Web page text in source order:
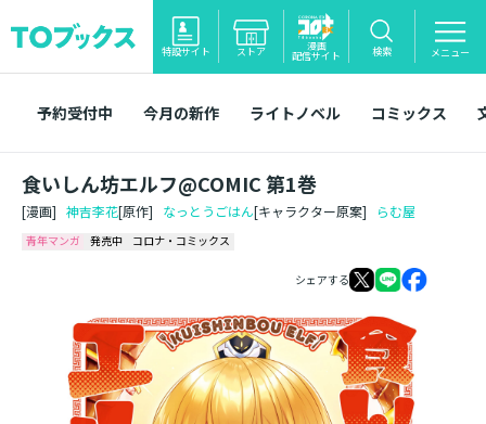
特設サイト ストア 漫画
配信サイト 検索 メニュー
予約受付中 今月の新作 ライトノベル コミックス
食いしん坊エルフ@COMIC 第1巻
[漫画] 神吉李花[原作] なっとうごはん[キャラクター原案] らむ屋
青年マンガ 発売中 コロナ・コミックス
シェアする